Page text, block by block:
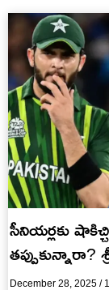
సీనియ‌ర్ల‌కు
త‌ప్పుకున్నారా?
December 28, 2025 /